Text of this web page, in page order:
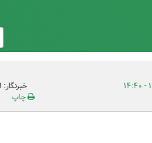
خبرنگار: 3_35
چاپ